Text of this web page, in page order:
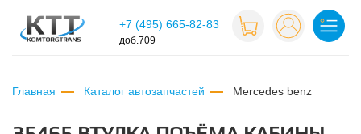
+7 (495) 665-82-83
доб.709
Главная Каталог автозапчастей mercedes benz